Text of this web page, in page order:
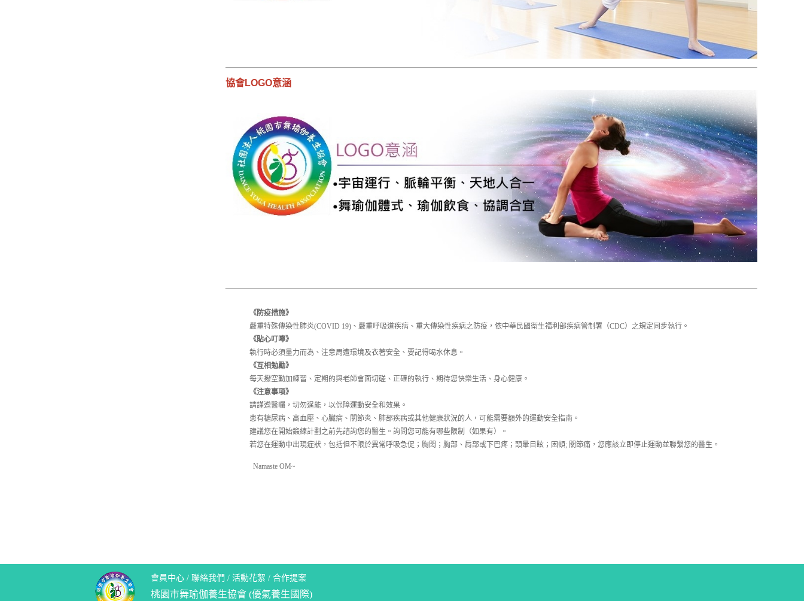
協會LOGO意涵
《防疫措施》
嚴重特殊傳染性肺炎(COVID 19)、嚴重呼吸道疾病、重大傳染性疾病之防疫，依中華民國衛生福利部疾病管制署（CDC）之規定同步執行。
《貼心叮嚀》
執行時必須量力而為、注意周遭環境及衣著安全、要記得喝水休息。
《互相勉勵》
每天撥空勤加練習、定期的與老師會面切磋、正確的執行、期待您快樂生活、身心健康。
《注意事項》
請謹遵醫囑，切勿逞能，以保障運動安全和效果。
患有糖尿病、高血壓、心臟病、關節炎、肺部疾病或其他健康狀況的人，可能需要額外的運動安全指南。
建議您在開始鍛練計劃之前先諮詢您的醫生。詢問您可能有哪些限制（如果有）。
若您在運動中出現症狀，包括但不限於異常呼吸急促；胸悶；胸部、肩部或下巴疼；頭暈目眩；困頓; 關節痛，您應該立即停止運動並聯繫您的醫生。
Namaste OM~
會員中心 / 聯絡我們 / 活動花絮 / 合作提案
桃園市舞瑜伽養生協會 (優氣養生國際)